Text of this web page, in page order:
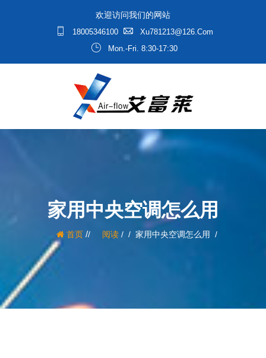
欢迎访问我们的网站
18005346100
Xu781213@126.com
Mon.-Fri. 8:30-17:30
家用中央空调怎么用
首页/ 阅读/ 家用中央空调怎么用